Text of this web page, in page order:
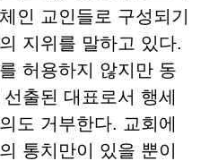
인 교인들로 구성되기
지위를 말하고 있다.
허용하지 않지만 동
출된 대표로서 행세
도 거부한다. 교회에
통치만이 있을 뿐이